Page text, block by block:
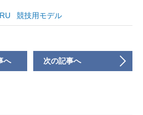
競技用モデル
へ 次の記事へ